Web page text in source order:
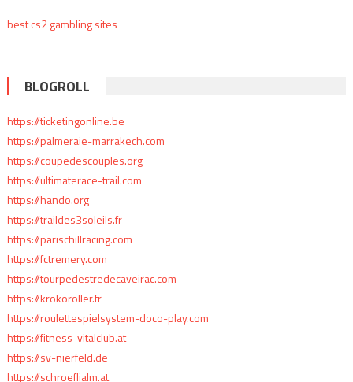
best cs2 gambling sites
BLOGROLL
https://ticketingonline.be
https://palmeraie-marrakech.com
https://coupedescouples.org
https://ultimaterace-trail.com
https://hando.org
https://traildes3soleils.fr
https://parischillracing.com
https://fctremery.com
https://tourpedestredecaveirac.com
https://krokoroller.fr
https://roulettespielsystem-doco-play.com
https://fitness-vitalclub.at
https://sv-nierfeld.de
https://schroeflialm.at